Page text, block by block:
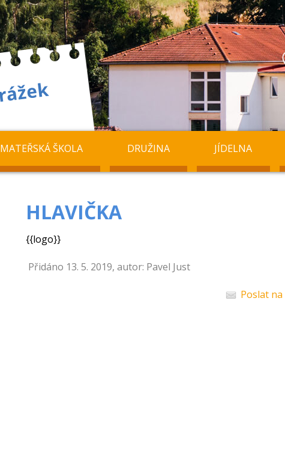
MATEŘSKÁ ŠKOLA DRUŽINA JÍDELNA
HLAVIČKA
{{logo}}
Přidáno 13. 5. 2019, autor: Pavel Just
Poslat